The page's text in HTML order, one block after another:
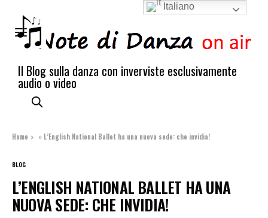
Il Blog sulla danza con inverviste esclusivamente
audio o video
Home » L’English National Ballet ha una nuova sede: che invidia!
BLOG
L’ENGLISH NATIONAL BALLET HA UNA
NUOVA SEDE: CHE INVIDIA!
Italiano